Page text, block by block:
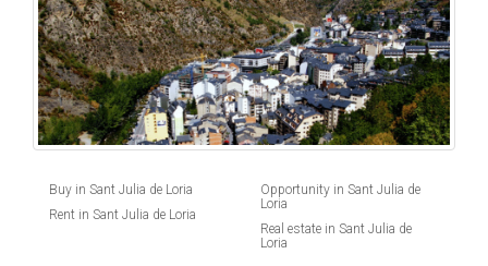
Buy in Sant Julia de Loria
Rent in Sant Julia de Loria
Opportunity in Sant Julia de
Loria
Real estate in Sant Julia de
Loria